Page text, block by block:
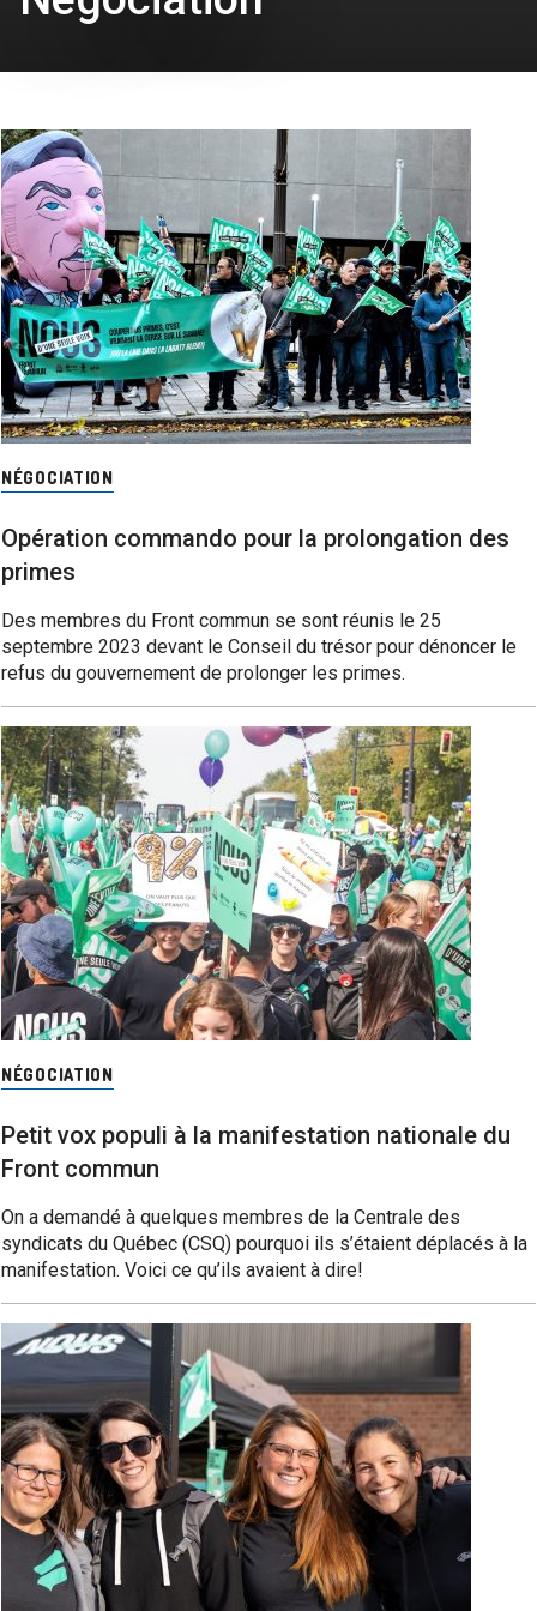
NÉGOCIATION
Opération commando pour la prolongation des
primes
Des membres du Front commun se sont réunis le 25
septembre 2023 devant le Conseil du trésor pour dénoncer le
refus du gouvernement de prolonger les primes.
NÉGOCIATION
Petit vox populi à la manifestation nationale du
Front commun
On a demandé à quelques membres de la Centrale des
syndicats du Québec (CSQ) pourquoi ils s’étaient déplacés à la
manifestation. Voici ce qu’ils avaient à dire!